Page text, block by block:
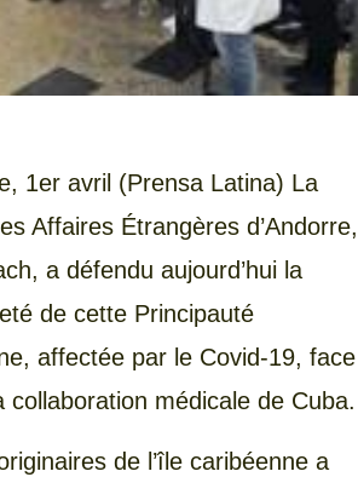
1er avril (Prensa Latina) La
Affaires Étrangères d’Andorre,
a défendu aujourd’hui la
de cette Principauté
affectée par le Covid-19, face
médicale de Cuba.
de l’île caribéenne a